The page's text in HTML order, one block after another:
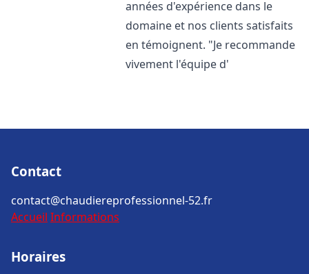
années d'expérience dans le
domaine et nos clients satisfaits
en témoignent. "Je recommande
vivement l'équipe d'
Contact
contact@chaudiereprofessionnel-52.fr
Accueil Informations
Horaires